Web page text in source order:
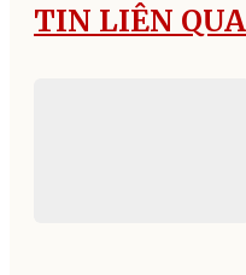
TIN LIÊN